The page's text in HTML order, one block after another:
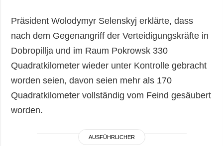
Präsident Wolodymyr Selenskyj erklärte, dass
nach dem Gegenangriff der Verteidigungskräfte in
Dobropillja und im Raum Pokrowsk 330
Quadratkilometer wieder unter Kontrolle gebracht
worden seien, davon seien mehr als 170
Quadratkilometer vollständig vom Feind gesäubert
worden.
AUSFÜHRLICHER